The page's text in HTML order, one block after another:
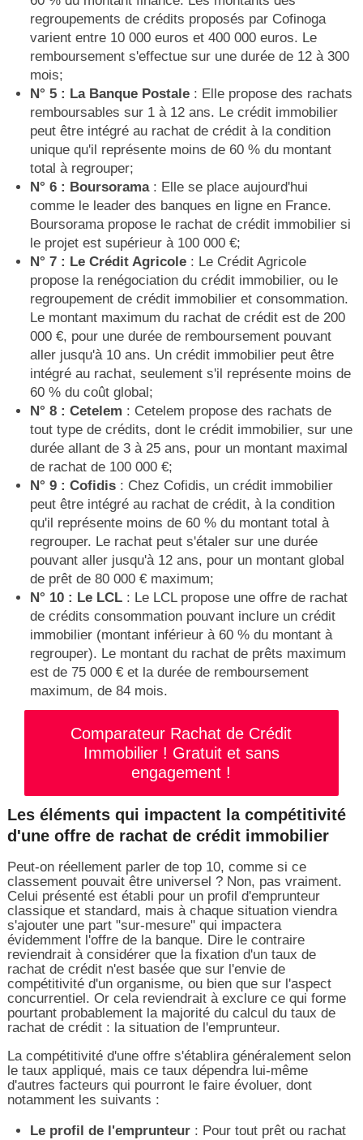
regroupements de crédits proposés par Cofinoga
varient entre 10 000 euros et 400 000 euros. Le
remboursement s'effectue sur une durée de 12 à 300
mois;
N° 5 : La Banque Postale: Elle propose des rachats
remboursables sur 1 à 12 ans. Le crédit immobilier
peut être intégré au rachat de crédit à la condition
unique qu'il représente moins de 60 % du montant
total à regrouper;
N° 6 : Boursorama: Elle se place aujourd'hui
comme le leader des banques en ligne en France.
Boursorama propose le rachat de crédit immobilier si
le projet est supérieur à 100 000 €;
N° 7 : Le Crédit Agricole: Le Crédit Agricole
propose la renégociation du crédit immobilier, ou le
regroupement de crédit immobilier et consommation.
Le montant maximum du rachat de crédit est de 200
000 €, pour une durée de remboursement pouvant
aller jusqu'à 10 ans. Un crédit immobilier peut être
intégré au rachat, seulement s'il représente moins de
60 % du coût global;
N° 8 : Cetelem : Cetelem propose des rachats de
tout type de crédits, dont le crédit immobilier, sur une
durée allant de 3 à 25 ans, pour un montant maximal
de rachat de 100 000 €;
N° 9 : Cofidis: Chez Cofidis, un crédit immobilier
peut être intégré au rachat de crédit, à la condition
qu'il représente moins de 60 % du montant total à
regrouper. Le rachat peut s'étaler sur une durée
pouvant aller jusqu'à 12 ans, pour un montant global
de prêt de 80 000 € maximum;
N° 10 : Le LCL: Le LCL propose une offre de rachat
de crédits consommation pouvant inclure un crédit
immobilier (montant inférieur à 60 % du montant à
regrouper). Le montant du rachat de prêts maximum
est de 75 000 € et la durée de remboursement
maximum, de 84 mois.
Comparateur Rachat de Crédit
Immobilier ! Gratuit et sans
engagement !
Les éléments qui impactent la compétitivité
d'une offre de rachat de crédit immobilier
Peut-on réellement parler de top 10, comme si ce
classement pouvait être universel ? Non, pas vraiment.
Celui présenté est établi pour un profil d'emprunteur
classique et standard, mais à chaque situation viendra
s'ajouter une part "sur-mesure" qui impactera
évidemment l'offre de la banque. Dire le contraire
reviendrait à considérer que la fixation d'un taux de
rachat de crédit n'est basée que sur l'envie de
compétitivité d'un organisme, ou bien que sur l'aspect
concurrentiel. Or cela reviendrait à exclure ce qui forme
pourtant probablement la majorité du calcul du taux de
rachat de crédit : la situation de l'emprunteur.
La compétitivité d'une offre s'établira généralement selon
le taux appliqué, mais ce taux dépendra lui-même
d'autres facteurs qui pourront le faire évoluer, dont
notamment les suivants :
Le profil de l'emprunteur: Pour tout prêt ou rachat